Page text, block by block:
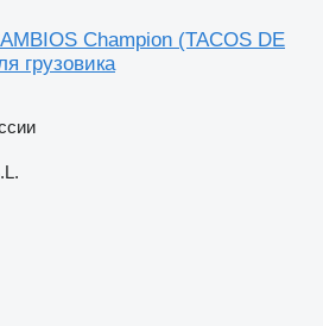
Champion (TACOS DE
грузовика